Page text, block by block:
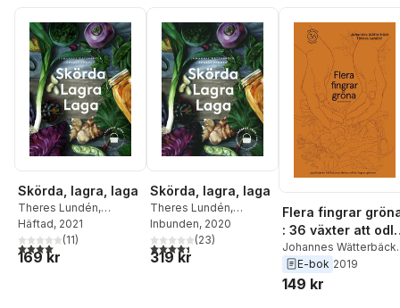
Skörda, lagra, laga
Theres Lundén,
Johannes Wätterbäck
Häftad, 2021
4,0utav 5 stjärnor. Totalt antal röster:
(11)
169 kr
Skörda, lagra, laga
Theres Lundén,
Johannes Wätterbäck
Inbunden, 2020
4,4utav 5 stjärnor. Totalt antal röster:
(23)
319 kr
Flera fingrar
: 36 växter att
i din trädgård
Johannes Wätterbäck,
Theres Lundén
E-bok 2019
149 kr